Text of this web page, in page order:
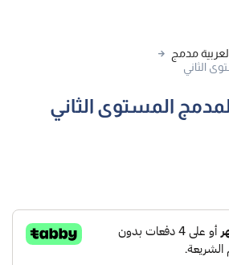
مدمج
الثاني
المستوى الثاني